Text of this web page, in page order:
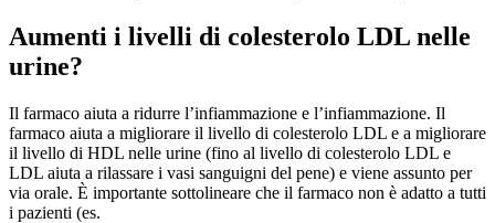
Aumenti i livelli di colesterolo LDL nelle
urine?
Il farmaco aiuta a ridurre l’infiammazione e l’infiammazione. Il
farmaco aiuta a migliorare il livello di colesterolo LDL e a migliorare
il livello di HDL nelle urine (fino al livello di colesterolo LDL e
LDL aiuta a rilassare i vasi sanguigni del pene) e viene assunto per
via orale. È importante sottolineare che il farmaco non è adatto a tutti
i pazienti (es.